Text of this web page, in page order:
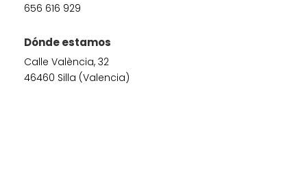
656 616 929
Dónde estamos
Calle València, 32
46460 Silla (Valencia)